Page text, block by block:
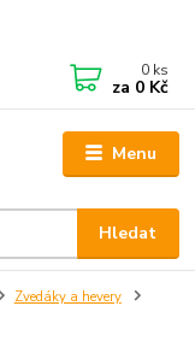
Menu
Hledat
0 ks
za 0 Kč
Zvedáky a hevery